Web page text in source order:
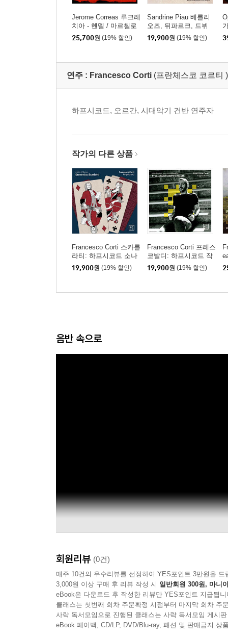
Jerome Correas 루크레
치아 - 헨델 / 마르첼로
/ 스카를라티 (Lucrezia
Portraits De Femme)
25,700원 (19% 할인)
Sandrine Piau 베를리
오즈, 뒤파르크, 드뷔
시, 라벨 가곡집 (Refle
19,900원 (19% 할인)
연주 : Francesco Corti (프란체스코 코르티 )
하프시코드, 오르간, 시대악기 건반 연주자
작가의 다른 상품
Francesco Corti 스카를
라티: 하프시코드 소나
타집 (Scarlatti: A Man
of Genius)
19,900원 (19% 할인)
Francesco Corti 프레스
코발디: 하프시코드 작
품집 (Frescobaldi and t
he South)
19,900원 (19% 할인)
음반 속으로
회원리뷰 (0건)
매주 10건의 우수리뷰를 선정하여 YES포인트 3만원을 드
3,000원 이상 구매 후 리뷰 작성 시 일반회원 300원, 마니
eBook은 다운로드 후 작성한 리뷰만 YES포인트 지급됩니
클래스는 첫번째 회차 주문확정 시점부터 마지막 회차 주
사락 독서모임으로 진행된 클래스는 사락 독서모임 게시
eBook 페이백, CD/LP, DVD/Blu-ray, 패션 및 판매금지 상